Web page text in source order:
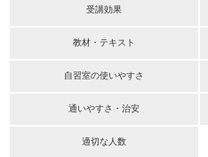
受講効果
教材・テキスト
自習室の使いやすさ
通いやすさ・治安
適切な人数